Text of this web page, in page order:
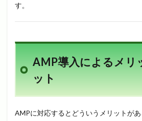
す。
AMP導入によるメリ
ット
AMPに対応するとどういうメリットが